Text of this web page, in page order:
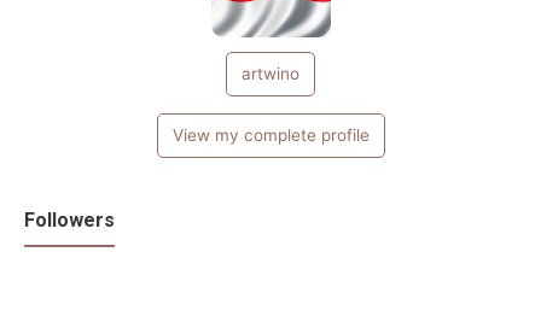
artwino
View my complete profile
Followers